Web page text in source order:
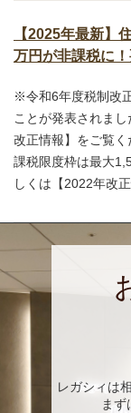
【2025年最新】
万円が非課税に
※令和6年度税制改
ことが発表されま
改正情報】をご覧
課税限度枠は最大
しくは【2022年改
レガシィは
まず